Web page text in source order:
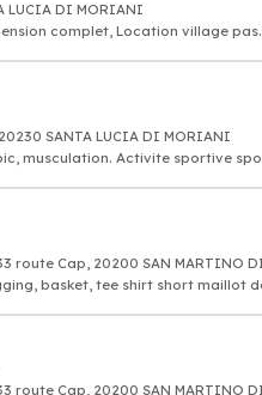
LUCIA DI MORIANI
complet, Location village pas
SANTA LUCIA DI MORIANI
musculation. Activite sportive
route Cap, 20200 SAN MARTINO
basket, tee shirt short maillot
route Cap, 20200 SAN MARTINO